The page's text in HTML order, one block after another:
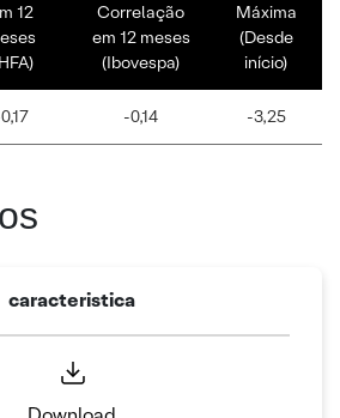
12
Correlação
em 12 meses
(Ibovespa)
Máxima
(Desde
início)
-0,14 -3,25
caracteristica